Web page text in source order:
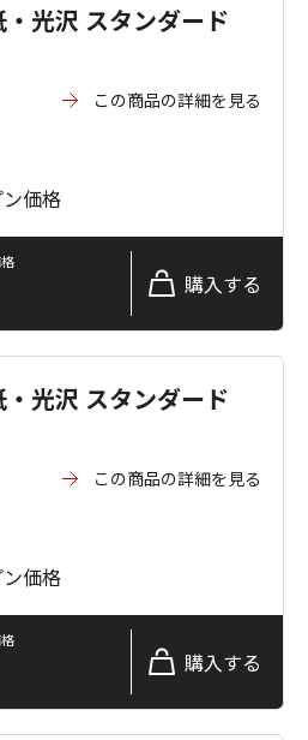
光沢 スタンダード
この商品の詳細を見る
価格
購入する
光沢 スタンダード
この商品の詳細を見る
価格
購入する